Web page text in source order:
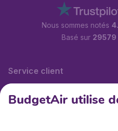
Nous sommes notés
Basé sur 29579
Service client
BudgetAir.fr
BudgetAir utilise